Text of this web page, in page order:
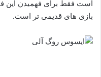
بازی های قدیمی تر است.